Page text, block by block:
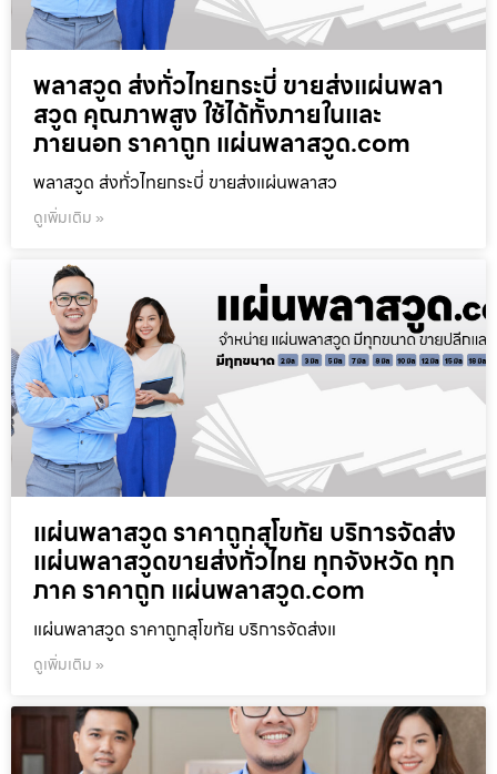
พลาสวูด ส่งทั่วไทยกระบี่ ขายส่งแผ่นพลา
สวูด คุณภาพสูง ใช้ได้ทั้งภายในและ
ภายนอก ราคาถูก แผ่นพลาสวูด.com
พลาสวูด ส่งทั่วไทยกระบี่ ขายส่งแผ่นพลาสว
ดูเพิ่มเติม »
แผ่นพลาสวูด ราคาถูกสุโขทัย บริการจัดส่ง
แผ่นพลาสวูดขายส่งทั่วไทย ทุกจังหวัด ทุก
ภาค ราคาถูก แผ่นพลาสวูด.com
แผ่นพลาสวูด ราคาถูกสุโขทัย บริการจัดส่งแ
ดูเพิ่มเติม »